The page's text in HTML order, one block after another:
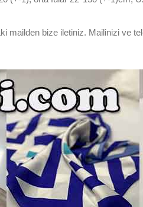
mailden bize iletiniz. Mailinizi ve